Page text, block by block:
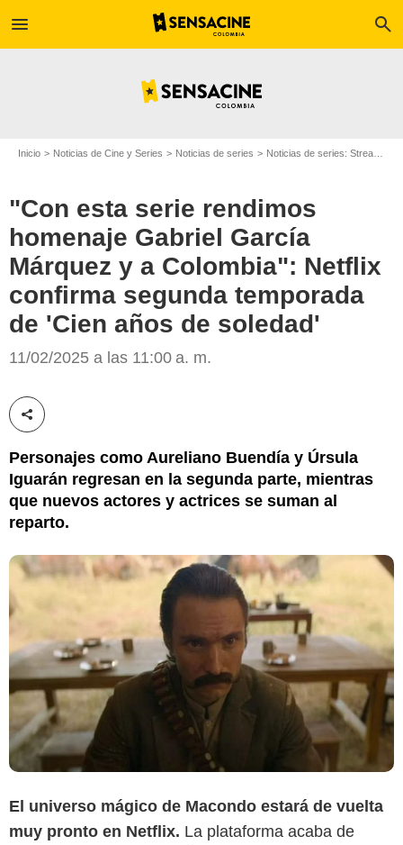
menu search
Inicio Noticias de Cine y Series Noticias de series Noticias de series: Streaming
"Con esta serie rendimos
homenaje Gabriel García
Márquez y a Colombia": Netflix
confirma segunda temporada
de 'Cien años de soledad'
11/02/2025 a las 11:00 a. m.
Compartir esta noticia
Personajes como Aureliano Buendía y Úrsula
Iguarán regresan en la segunda parte, mientras
que nuevos actores y actrices se suman al
reparto.
El universo mágico de Macondo estará de vuelta
muy pronto en Netflix. La plataforma acaba de